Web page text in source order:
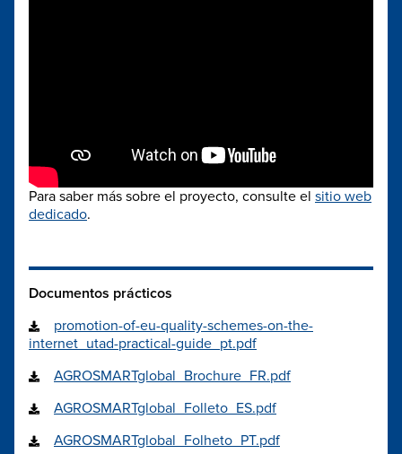
Para saber más sobre el proyecto, consulte el sitio web
dedicado.
Documentos prácticos
promotion-of-eu-quality-schemes-on-the-
internet_utad-practical-guide_pt.pdf
AGROSMARTglobal_Brochure_FR.pdf
AGROSMARTglobal_Folleto_ES.pdf
AGROSMARTglobal_Folheto_PT.pdf